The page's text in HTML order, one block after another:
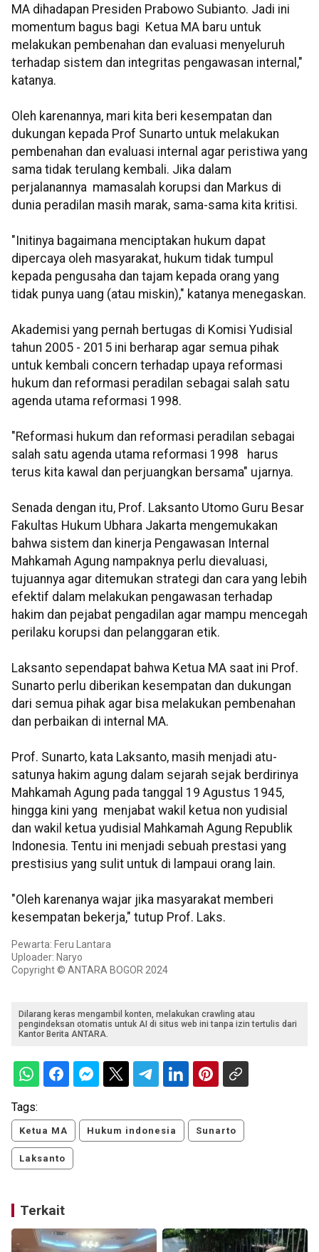
MA dihadapan Presiden Prabowo Subianto. Jadi ini
momentum bagus bagi Ketua MA baru untuk
melakukan pembenahan dan evaluasi menyeluruh
terhadap sistem dan integritas pengawasan internal,"
katanya.
Oleh karenannya, mari kita beri kesempatan dan
dukungan kepada Prof Sunarto untuk melakukan
pembenahan dan evaluasi internal agar peristiwa yang
sama tidak terulang kembali. Jika dalam
perjalanannya mamasalah korupsi dan Markus di
dunia peradilan masih marak, sama-sama kita kritisi.
"Initinya bagaimana menciptakan hukum dapat
dipercaya oleh masyarakat, hukum tidak tumpul
kepada pengusaha dan tajam kepada orang yang
tidak punya uang (atau miskin)," katanya menegaskan.
Akademisi yang pernah bertugas di Komisi Yudisial
tahun 2005 - 2015 ini berharap agar semua pihak
untuk kembali concern terhadap upaya reformasi
hukum dan reformasi peradilan sebagai salah satu
agenda utama reformasi 1998.
"Reformasi hukum dan reformasi peradilan sebagai
salah satu agenda utama reformasi 1998 harus
terus kita kawal dan perjuangkan bersama" ujarnya.
Senada dengan itu, Prof. Laksanto Utomo Guru Besar
Fakultas Hukum Ubhara Jakarta mengemukakan
bahwa sistem dan kinerja Pengawasan Internal
Mahkamah Agung nampaknya perlu dievaluasi,
tujuannya agar ditemukan strategi dan cara yang lebih
efektif dalam melakukan pengawasan terhadap
hakim dan pejabat pengadilan agar mampu mencegah
perilaku korupsi dan pelanggaran etik.
Laksanto sependapat bahwa Ketua MA saat ini Prof.
Sunarto perlu diberikan kesempatan dan dukungan
dari semua pihak agar bisa melakukan pembenahan
dan perbaikan di internal MA.
Prof. Sunarto, kata Laksanto, masih menjadi atu-
satunya hakim agung dalam sejarah sejak berdirinya
Mahkamah Agung pada tanggal 19 Agustus 1945,
hingga kini yang menjabat wakil ketua non yudisial
dan wakil ketua yudisial Mahkamah Agung Republik
Indonesia. Tentu ini menjadi sebuah prestasi yang
prestisius yang sulit untuk di lampaui orang lain.
"Oleh karenanya wajar jika masyarakat memberi
kesempatan bekerja," tutup Prof. Laks.
Pewarta: Feru Lantara
Uploader: Naryo
Copyright © ANTARA BOGOR 2024
Dilarang keras mengambil konten, melakukan crawling atau
pengindeksan otomatis untuk AI di situs web ini tanpa izin tertulis dari
Kantor Berita ANTARA.
Tags:
Ketua MA Hukum indonesia Sunarto
Laksanto
Terkait